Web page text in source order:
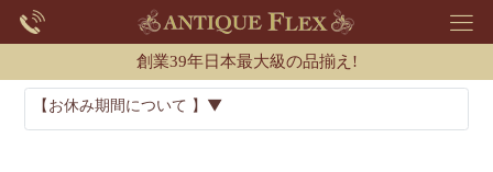
創業39年日本最大級の品揃え!
【お休み期間について 】▼